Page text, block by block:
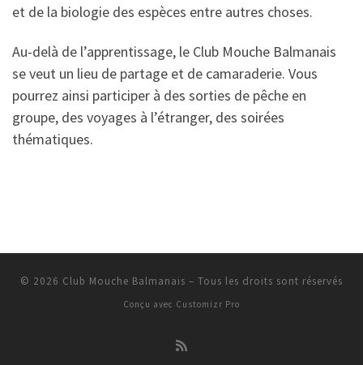
et de la biologie des espèces entre autres choses.
Au-delà de l’apprentissage, le Club Mouche Balmanais
se veut un lieu de partage et de camaraderie. Vous
pourrez ainsi participer à des sorties de pêche en
groupe, des voyages à l’étranger, des soirées
thématiques.
© 2026 Club Mouche Balmanais – Tous les droits sont réservés
Conçu avec Customizr Pro